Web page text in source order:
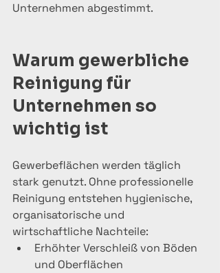
Unternehmen abgestimmt.
Warum gewerbliche
Reinigung für
Unternehmen so
wichtig ist
Gewerbeflächen werden täglich
stark genutzt. Ohne professionelle
Reinigung entstehen hygienische,
organisatorische und
wirtschaftliche Nachteile:
Erhöhter Verschleiß von Böden
und Oberflächen